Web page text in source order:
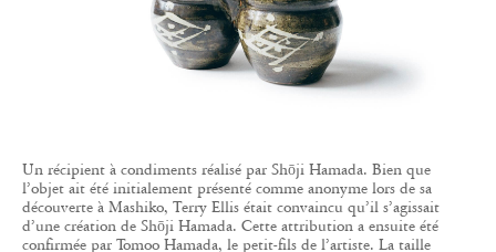
Un récipient à condiments réalisé par Shōji Hamada. Bien que
l’objet ait été initialement présenté comme anonyme lors de sa
découverte à Mashiko, Terry Ellis était convaincu qu’il s’agissait
d’une création de Shōji Hamada. Cette attribution a ensuite été
confirmée par Tomoo Hamada, le petit-fils de l’artiste. La taille